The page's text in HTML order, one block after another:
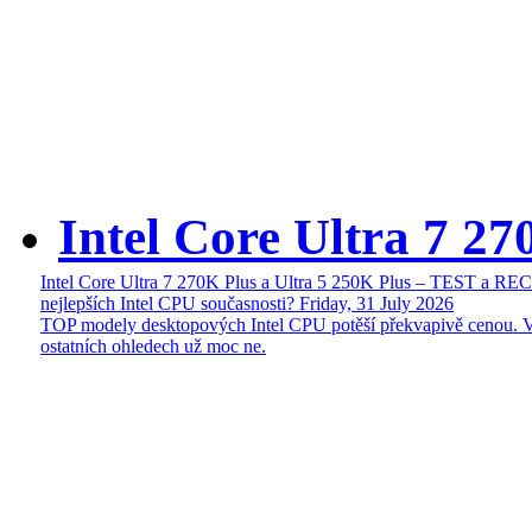
Intel Core Ultra 7
Intel Core Ultra 7 270K Plus a Ultra 5 250K Plus – TEST a
nejlepších Intel CPU současnosti? Friday, 31 July 2026
TOP modely desktopových Intel CPU potěší překvapivě cenou.
ostatních ohledech už moc ne.